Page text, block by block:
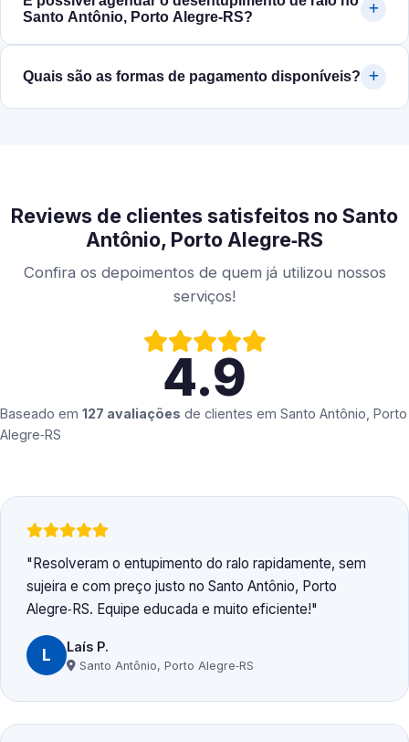
Santo Antônio, Porto Alegre‑RS?
Quais são as formas de pagamento disponíveis?
Reviews de clientes satisfeitos no Santo
Antônio, Porto Alegre‑RS
Confira os depoimentos de quem já utilizou nossos
serviços!
4.9
Baseado em 127 avaliações de clientes em Santo Antônio, Porto
Alegre‑RS
Resolveram o entupimento do ralo rapidamente, sem
sujeira e com preço justo no Santo Antônio, Porto
Alegre‑RS. Equipe educada e muito eficiente!
L Laís P.
Santo Antônio, Porto Alegre‑RS